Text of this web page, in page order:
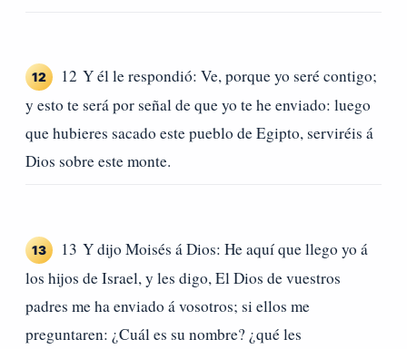
12
12 Y él le respondió: Ve, porque yo seré contigo;
y esto te será por señal de que yo te he enviado: luego
que hubieres sacado este pueblo de Egipto, serviréis á
Dios sobre este monte.
13
13 Y dijo Moisés á Dios: He aquí que llego yo á
los hijos de Israel, y les digo, El Dios de vuestros
padres me ha enviado á vosotros; si ellos me
preguntaren: ¿Cuál es su nombre? ¿qué les